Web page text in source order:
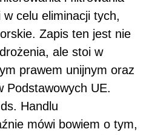
celu eliminacji tych,
Zapis ten jest nie
ale stoi w
prawem unijnym oraz
Podstawowych UE.
Handlu
mówi bowiem o tym,